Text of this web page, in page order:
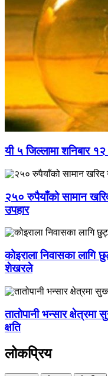
यी ५ जिल्लामा शनिबार
२५० रुपैयाँको सामान
उपहार
कोइराला निवासका
शेखरले
तातोपानी भन्सार
क्षति
लोकप्रिय